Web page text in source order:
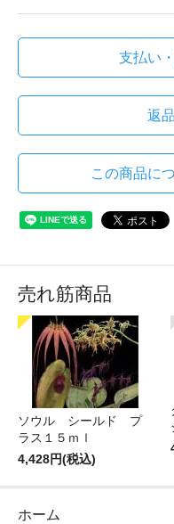
支払い
返
この商品に
売れ筋商品
ソウル シールド プ
ラス１５ｍｌ
4,428円(税込)
ホーム